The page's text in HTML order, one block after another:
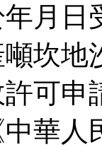
月日
坎地
可申
華人